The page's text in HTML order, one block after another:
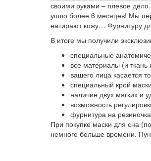
своими руками – плевое
ушло более 6 месяцев! Мы
натирают кожу… Фурнитуру
В итоге мы получили
специальные
все материалы (и
вашего лица касается
специальный крой
наличие двух мягких и
возможность
фурнитура на
При покупке маски для сна
немного больше времени.